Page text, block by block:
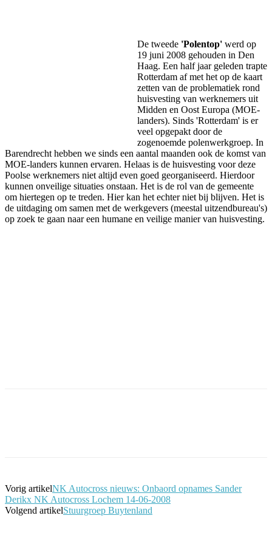
De tweede 'Polentop' werd op
19 juni 2008 gehouden in Den
Haag. Een half jaar geleden trapte
Rotterdam af met het op de kaart
zetten van de problematiek rond
huisvesting van werknemers uit
Midden en Oost Europa (MOE-
landers). Sinds 'Rotterdam' is er
veel opgepakt door de
zogenoemde polenwerkgroep. In
Barendrecht hebben we sinds een aantal maanden ook de komst van
MOE-landers kunnen ervaren. Helaas is de huisvesting voor deze
Poolse werknemers niet altijd even goed georganiseerd. Hierdoor
kunnen onveilige situaties onstaan. Het is de rol van de gemeente
om hiertegen op te treden. Hier kan het echter niet bij blijven. Het is
de uitdaging om samen met de werkgevers (meestal uitzendbureau's)
op zoek te gaan naar een humane en veilige manier van huisvesting.
Vorig artikelNK Autocross nieuws: Onbaord opnames Sander
Derikx NK Autocross Lochem 14-06-2008
Volgend artikelStuurgroep Buytenland